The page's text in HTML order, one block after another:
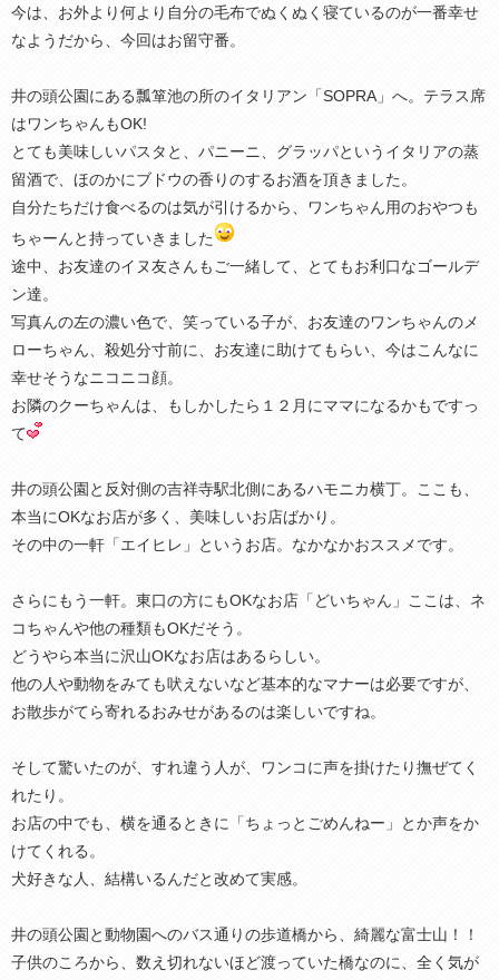
今は、お外より何より自分の毛布でぬくぬく寝ているのが一番幸せ
なようだから、今回はお留守番。
井の頭公園にある瓢箪池の所のイタリアン「SOPRA」へ。テラス席
はワンちゃんもOK!
とても美味しいパスタと、パニーニ、グラッパというイタリアの蒸
留酒で、ほのかにブドウの香りのするお酒を頂きました。
自分たちだけ食べるのは気が引けるから、ワンちゃん用のおやつも
ちゃーんと持っていきました
途中、お友達のイヌ友さんもご一緒して、とてもお利口なゴールデ
ン達。
写真んの左の濃い色で、笑っている子が、お友達のワンちゃんのメ
ローちゃん、殺処分寸前に、お友達に助けてもらい、今はこんなに
幸せそうなニコニコ顔。
お隣のクーちゃんは、もしかしたら１２月にママになるかもですっ
て
井の頭公園と反対側の吉祥寺駅北側にあるハモニカ横丁。ここも、
本当にOKなお店が多く、美味しいお店ばかり。
その中の一軒「エイヒレ」というお店。なかなかおススメです。
さらにもう一軒。東口の方にもOKなお店「どいちゃん」ここは、ネ
コちゃんや他の種類もOKだそう。
どうやら本当に沢山OKなお店はあるらしい。
他の人や動物をみても吠えないなど基本的なマナーは必要ですが、
お散歩がてら寄れるおみせがあるのは楽しいですね。
そして驚いたのが、すれ違う人が、ワンコに声を掛けたり撫ぜてく
れたり。
お店の中でも、横を通るときに「ちょっとごめんねー」とか声をか
けてくれる。
犬好きな人、結構いるんだと改めて実感。
井の頭公園と動物園へのバス通りの歩道橋から、綺麗な富士山！！
子供のころから、数え切れないほど渡っていた橋なのに、全く気が